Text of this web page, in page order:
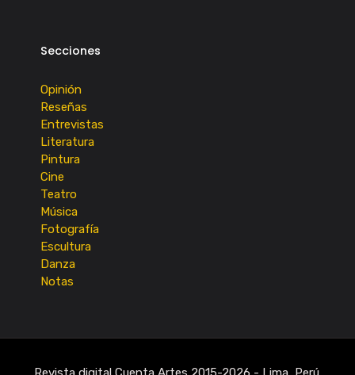
Secciones
Opinión
Reseñas
Entrevistas
Literatura
Pintura
Cine
Teatro
Música
Fotografía
Escultura
Danza
Notas